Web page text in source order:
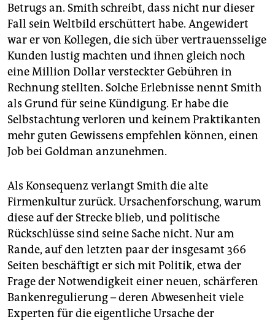
Betrugs an. Smith schreibt, dass nicht nur dieser
Fall sein Weltbild erschüttert habe. Angewidert
war er von Kollegen, die sich über vertrauensselige
Kunden lustig machten und ihnen gleich noch
eine Million Dollar versteckter Gebühren in
Rechnung stellten. Solche Erlebnisse nennt Smith
als Grund für seine Kündigung. Er habe die
Selbstachtung verloren und keinem Praktikanten
mehr guten Gewissens empfehlen können, einen
Job bei Goldman anzunehmen.
Als Konsequenz verlangt Smith die alte
Firmenkultur zurück. Ursachenforschung, warum
diese auf der Strecke blieb, und politische
Rückschlüsse sind seine Sache nicht. Nur am
Rande, auf den letzten paar der insgesamt 366
Seiten beschäftigt er sich mit Politik, etwa der
Frage der Notwendigkeit einer neuen, schärferen
Bankenregulierung – deren Abwesenheit viele
Experten für die eigentliche Ursache der